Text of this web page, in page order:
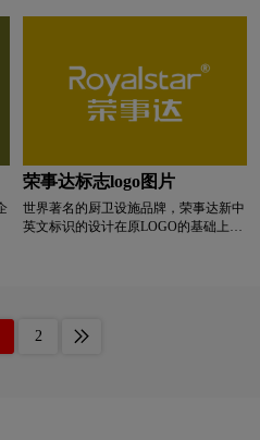
设计
公司logo设计
设计 卫生巾logo设计
logo设计
医药logo设计
荣事达标志logo图片
世界著名的厨卫设施品牌，荣事达新中
英文标识的设计在原LOGO的基础上演
象的字体风格，新字体在设计语言上并
2